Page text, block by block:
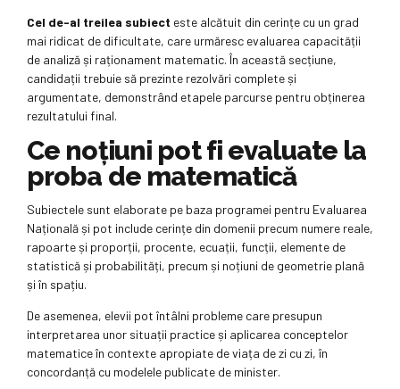
Cel de-al treilea subiect este alcătuit din cerințe cu un grad
mai ridicat de dificultate, care urmăresc evaluarea capacității
de analiză și raționament matematic. În această secțiune,
candidații trebuie să prezinte rezolvări complete și
argumentate, demonstrând etapele parcurse pentru obținerea
rezultatului final.
Ce noțiuni pot fi evaluate la
proba de matematică
Subiectele sunt elaborate pe baza programei pentru Evaluarea
Națională și pot include cerințe din domenii precum numere reale,
rapoarte și proporții, procente, ecuații, funcții, elemente de
statistică și probabilități, precum și noțiuni de geometrie plană
și în spațiu.
De asemenea, elevii pot întâlni probleme care presupun
interpretarea unor situații practice și aplicarea conceptelor
matematice în contexte apropiate de viața de zi cu zi, în
concordanță cu modelele publicate de minister.